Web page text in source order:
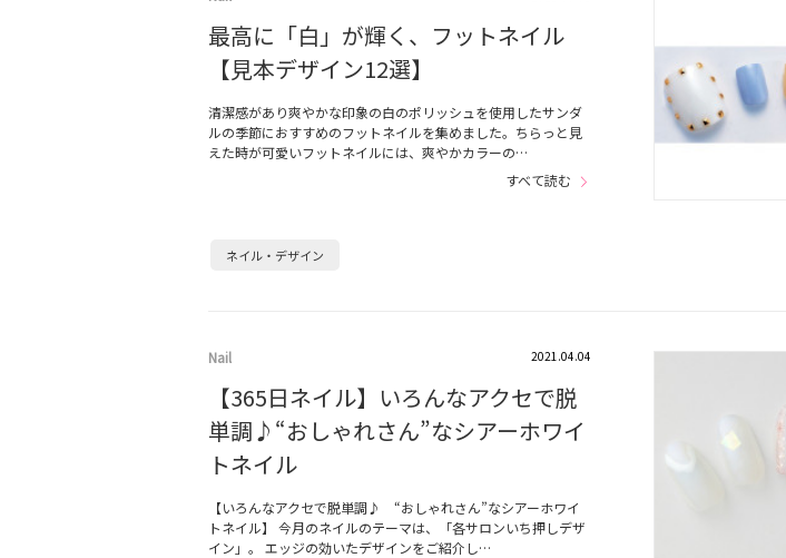
最高に「白」が輝く、フットネイル
【見本デザイン12選】
清潔感があり爽やかな印象の白のポリッシュを使用したサンダ
ルの季節におすすめのフットネイルを集めました。ちらっと見
えた時が可愛いフットネイルには、爽やかカラーの…
すべて読む
ネイル・デザイン
Nail 2021.04.04
【365日ネイル】いろんなアクセで脱
単調♪“おしゃれさん”なシアーホワイ
トネイル
【いろんなアクセで脱単調♪ “おしゃれさん”なシアーホワイ
トネイル】 今月のネイルのテーマは、「各サロンいち押しデザ
イン」。 エッジの効いたデザインをご紹介し…